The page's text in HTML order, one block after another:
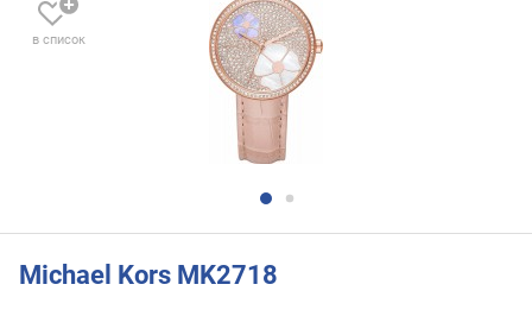
в список
Michael Kors MK2718